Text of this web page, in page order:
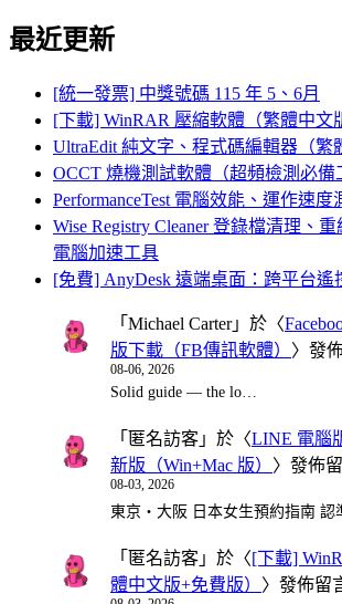
最近更新
[統一發票] 中獎號碼 115 年 5、6月
[下載] WinRAR 壓縮軟體（繁體中文
UltraEdit 純文字、程式碼編輯器（繁
OCCT 燒機測試軟體（超頻檢測必備
PerformanceTest 電腦效能、運作速
Wise Registry Cleaner 登錄檔清理、
電腦加速工具
[免費] AnyDesk 遠端桌面：跨平台遙
「 Michael Carter」於〈
版下載（FB傳訊軟體） 〉發
08-06, 2026
Solid guide — the lo…
「 匿名訪客 」於〈LINE 電腦
新版（Win+Mac 版） 〉發佈
08-03, 2026
東京・大阪 日本女生預約指南 認
「 匿名訪客 」於〈[下載]
體中文版+免費版） 〉發佈留